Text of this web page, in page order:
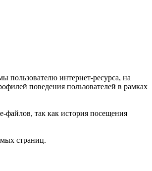
пользователю интернет-ресурса, на
поведения пользователей в рамках
файлов, так как история посещения
страниц.